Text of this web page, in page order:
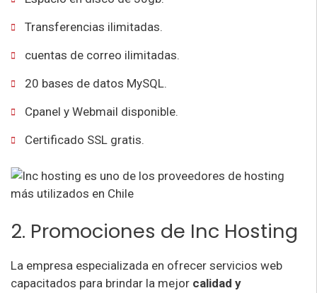
Transferencias ilimitadas.
cuentas de correo ilimitadas.
20 bases de datos MySQL.
Cpanel y Webmail disponible.
Certificado SSL gratis.
2. Promociones de Inc Hosting
La empresa especializada en ofrecer servicios web
capacitados para brindar la mejor calidad y